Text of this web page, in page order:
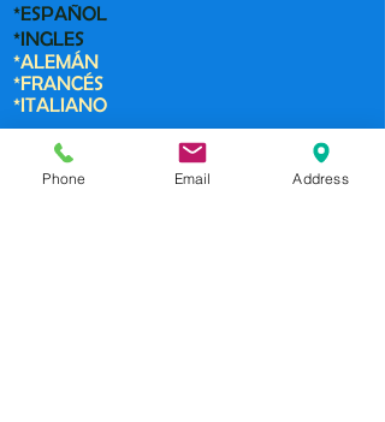
*ESPAÑOL
*INGLES
*ALEMÁN
*FRANCÉS
*ITALIANO
Contact us:
Phone Email Address